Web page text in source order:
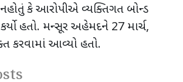
કે આરોપીએ વ્યક્તિગત બોન્ડ
હતો. મન્સૂર અહેમદને 27 માર્ચ,
કરવામાં આવ્યો હતો.